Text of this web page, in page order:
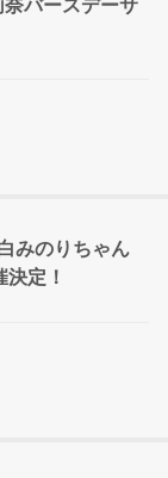
バースデーサ
みのりちゃん
定！